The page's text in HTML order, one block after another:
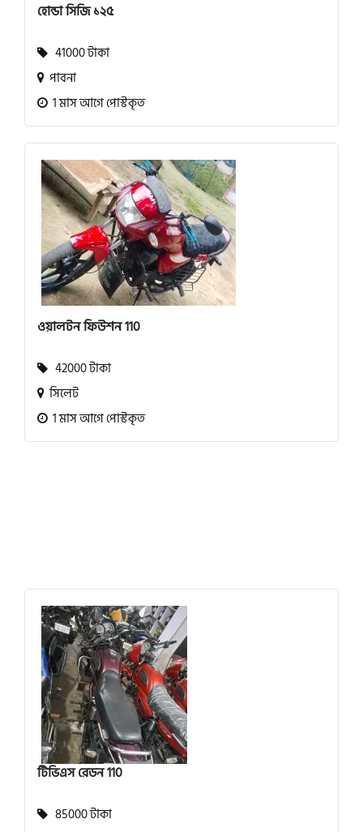
হোন্ডা সিজি ১২৫
41000 টাকা
পাবনা
1 মাস আগে পোস্টকৃত
ওয়ালটন ফিউশন 110
42000 টাকা
সিলেট
1 মাস আগে পোস্টকৃত
টিভিএস রেডন 110
85000 টাকা